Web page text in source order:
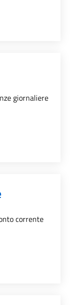
ANAGRAFICA
giornaliere
SCOLASTICA
corrente
CORRENTE